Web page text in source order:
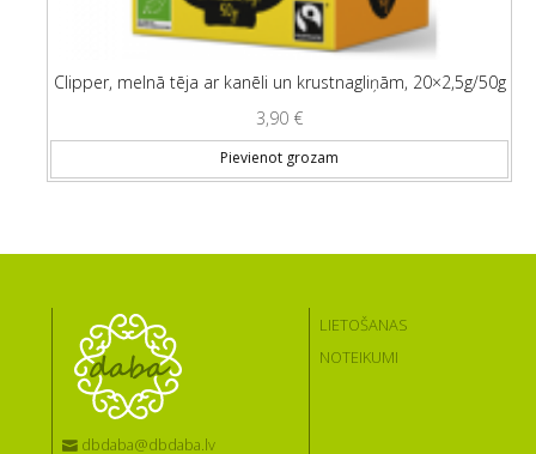
Clipper, melnā tēja ar kanēli un krustnagliņām, 20×2,5g/50g
3,90 €
Pievienot grozam
dbdaba@dbdaba.lv
LIETOŠANAS
NOTEIKUMI